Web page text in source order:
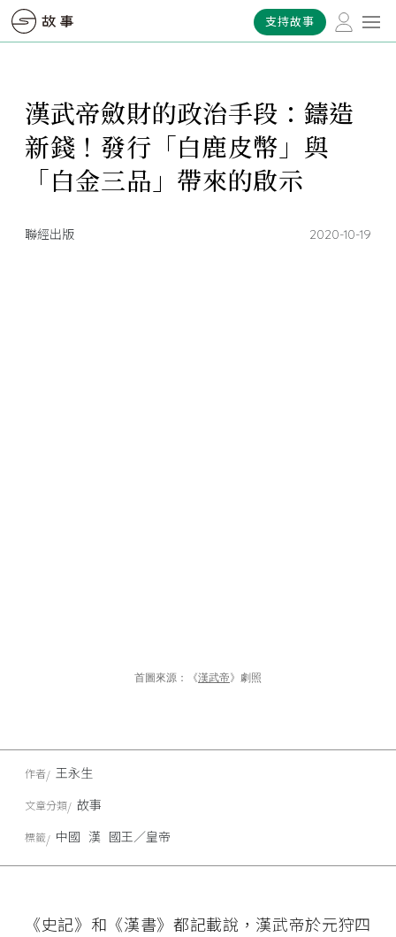
支持故事
漢武帝斂財的政治手段：鑄造
新錢！發行「白鹿皮幣」與
「白金三品」帶來的啟示
聯經出版 2020-10-19
首圖來源：《漢武帝》劇照
《史記》和《漢書》都記載說，漢武帝於元狩四
作者 王永生
文章分類 故事
標籤 中國 漢 國王／皇帝